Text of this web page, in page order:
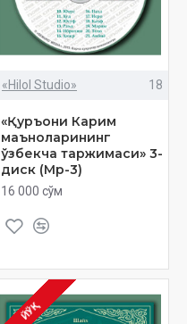
«Hilol Studio» 18
«Қуръони Карим
маъноларининг
ўзбекча таржимаси» 3-
диск (Мp-3)
16 000 сўм
ЙЎҚ